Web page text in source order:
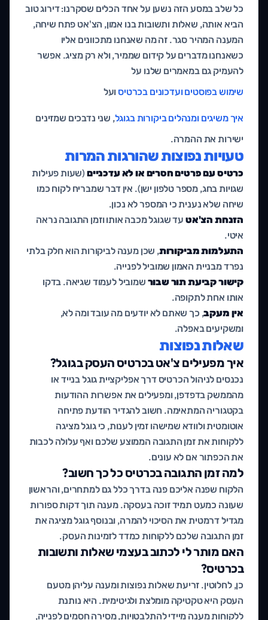
כל שלב במסע הזה נשען על אחד הכלים שסקרנו: דירוג טוב
הביא אותה, שאלות ותשובות בנו אמון, הצ'אט פתח שיחה,
המענה המהיר סגר. זה מה שאנחנו מתכוונים אליו
כשאנחנו מדברים על קידום שממיר, ולא רק מציג. אפשר
להעמיק גם במאמרים שלנו על
שימוש בפוסטים ועדכונים בכרטיס ועל
איך משיגים ומנהלים ביקורות בגוגל, שני נדבכים שמזינים
ישירות את ההמרה.
טעויות נפוצות שהורגות המרות
כרטיס עם פרטים חסרים או לא עדכניים (שעות פעילות
שגויות בחג, מספר טלפון ישן). אין דבר שמבריח לקוח כמו
שיחה שלא נענית כי המספר לא נכון.
הזנחת הצ'אט עד שגוגל מכבה אותו וזמן התגובה נראה
איטי.
התעלמות מביקורות, שכן מענה לביקורות הוא חלק בלתי
נפרד מבניית האמון שמוביל לפנייה.
קישור קביעת תור שבור שמוביל לעמוד שגיאה. בדקו
אותו אחת לתקופה.
אין מעקב, כך שאתם לא יודעים מה עובד ומה לא,
ומשקיעים באפלה.
שאלות נפוצות
איך מפעילים צ'אט בכרטיס העסק בגוגל?
נכנסים לניהול הכרטיס דרך אפליקציית גוגל בנייד או
מהממשק בדפדפן, ומפעילים את אפשרות ההודעות
בקטגוריה המתאימה. חשוב להגדיר הודעת פתיחה
אוטומטית ולוודא שמישהו זמין לענות, כי גוגל מציגה
ללקוחות את זמן התגובה הממוצע שלכם ואף עלולה לכבות
את הכפתור אם לא עונים.
למה זמן התגובה בכרטיס כל כך חשוב?
הלקוח שפנה אליכם פנה בדרך כלל גם למתחרים, והראשון
שעונה כמעט תמיד זוכה בעסקה. מענה תוך דקות ספורות
מגדיל דרמטית את הסיכוי להמרה, ובנוסף גוגל מציגה את
זמן התגובה שלכם ללקוחות כמדד לזמינות העסק.
האם מותר לי לכתוב בעצמי שאלות ותשובות
בכרטיס?
כן, לחלוטין. זריעת שאלות נפוצות ומענה עליהן מטעם
העסק היא טקטיקה מומלצת ולגיטימית. היא נותנת
ללקוחות מענה מיידי להתלבטויות, מסירה חסמים לפנייה,